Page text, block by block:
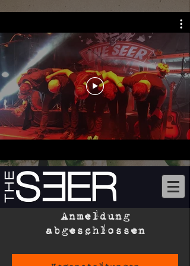
Anmeldung
abgeschlossen